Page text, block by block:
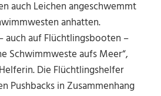
auch Leichen angeschwemmt
anhatten.
auch auf Flüchtlingsbooten –
Schwimmweste aufs Meer“,
Die Flüchtlingshelfer
Pushbacks in Zusammenhang